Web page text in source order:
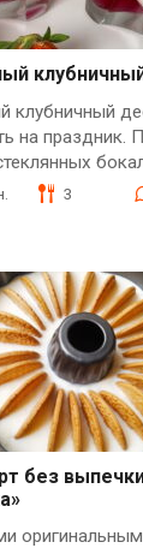
клубничный
на праздник.
3
без